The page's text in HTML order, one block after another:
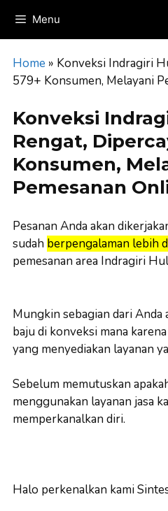
content
Menu
Home » Konveksi Indragiri
579+ Konsumen, Melayani
Konveksi
Rengat,
Konsumen,
Pemesanan
Pesanan Anda akan
sudah berpengalaman lebih
pemesanan area Indragiri
Mungkin sebagian dari Anda
baju di konveksi mana
yang menyediakan layanan
Sebelum memutuskan
menggunakan layanan jasa
memperkanalkan diri.
Halo perkenalkan kami